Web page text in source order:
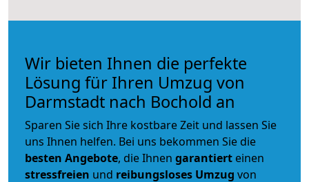
Wir bieten Ihnen die perfekte
Lösung für Ihren Umzug von
Darmstadt nach Bochold an
Sparen Sie sich Ihre kostbare Zeit und lassen Sie
uns Ihnen helfen. Bei uns bekommen Sie die
besten Angebote, die Ihnen garantiert einen
stressfreien und reibungsloses Umzug von